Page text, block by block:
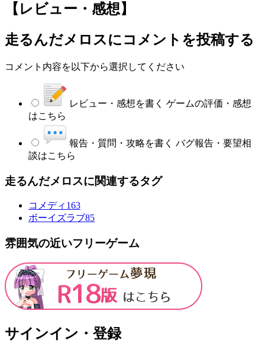
【レビュー・感想】
走るんだメロスにコメントを投稿する
コメント内容を以下から選択してください
レビュー・感想を書く ゲームの評価・感想
はこちら
報告・質問・攻略を書く バグ報告・要望相
談はこちら
走るんだメロスに関連するタグ
コメディ 163
ボーイズラブ85
雰囲気の近いフリーゲーム
サインイン・登録